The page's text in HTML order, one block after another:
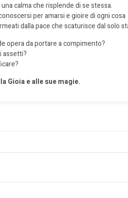
calma che risplende di se stessa.
per amarsi e gioire di ogni cosa
dalla pace che scaturisce dal solo
opera da portare a compimento?
assetti?
Gioiae alle sue magie.